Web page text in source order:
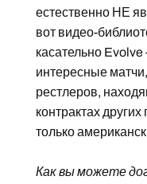
естественно НЕ
вот видео-
касательно
интересные
рестлеров,
контрактах
только
Как вы можете